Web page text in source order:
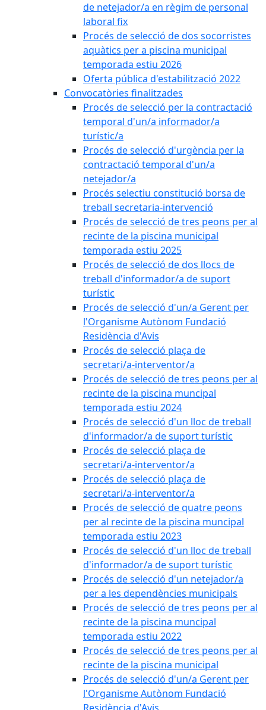
de netejador/a en règim de personal
laboral fix
Procés de selecció de dos socorristes
aquàtics per a piscina municipal
temporada estiu 2026
Oferta pública d'estabilització 2022
Convocatòries finalitzades
Procés de selecció per la contractació
temporal d'un/a informador/a
turístic/a
Procés de selecció d'urgència per la
contractació temporal d'un/a
netejador/a
Procés selectiu constitució borsa de
treball secretaria-intervenció
Procés de selecció de tres peons per al
recinte de la piscina municipal
temporada estiu 2025
Procés de selecció de dos llocs de
treball d'informador/a de suport
turístic
Procés de selecció d'un/a Gerent per
l'Organisme Autònom Fundació
Residència d'Avis
Procés de selecció plaça de
secretari/a-interventor/a
Procés de selecció de tres peons per al
recinte de la piscina muncipal
temporada estiu 2024
Procés de selecció d'un lloc de treball
d'informador/a de suport turístic
Procés de selecció plaça de
secretari/a-interventor/a
Procés de selecció plaça de
secretari/a-interventor/a
Procés de selecció de quatre peons
per al recinte de la piscina muncipal
temporada estiu 2023
Procés de selecció d'un lloc de treball
d'informador/a de suport turístic
Procés de selecció d'un netejador/a
per a les dependències municipals
Procés de selecció de tres peons per al
recinte de la piscina muncipal
temporada estiu 2022
Procés de selecció de tres peons per al
recinte de la piscina municipal
Procés de selecció d'un/a Gerent per
l'Organisme Autònom Fundació